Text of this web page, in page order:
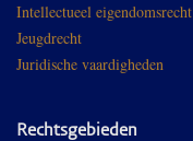
Intellectueel eigendomsrecht
Jeugdrecht
Juridische vaardigheden
Rechtsgebieden